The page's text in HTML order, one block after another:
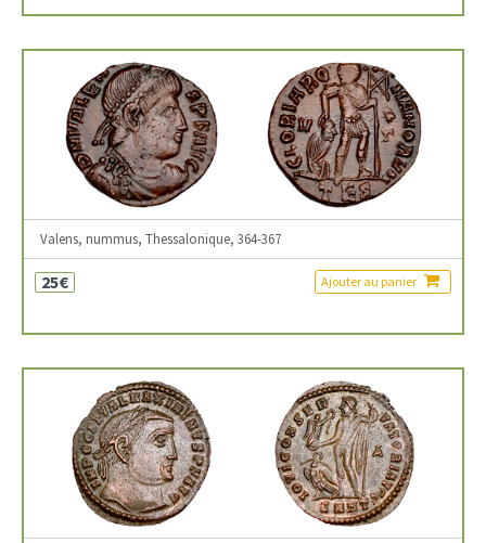
Valens, nummus, Thessalonique, 364-367
25€ Ajouter au panier